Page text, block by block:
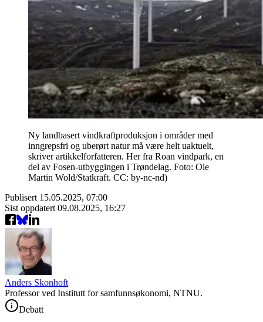
Ny landbasert vindkraftproduksjon i områder med
inngrepsfri og uberørt natur må være helt uaktuelt,
skriver artikkelforfatteren. Her fra Roan vindpark, en
del av Fosen-utbyggingen i Trøndelag. Foto: Ole
Martin Wold/Statkraft. CC: by-nc-nd)
Publisert 15.05.2025, 07:00
Sist oppdatert 09.08.2025, 16:27
Anders Skonhoft
Professor ved Institutt for samfunnsøkonomi, NTNU.
Debatt